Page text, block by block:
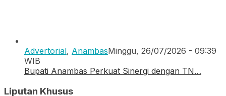
Advertorial, AnambasMinggu, 26/07/2026 - 09:39
WIB
Bupati Anambas Perkuat Sinergi dengan TN…
Liputan Khusus